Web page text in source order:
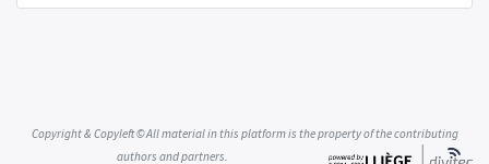
Copyright & Copyleft © All material in this platform is the property of the contributing
authors and partners.